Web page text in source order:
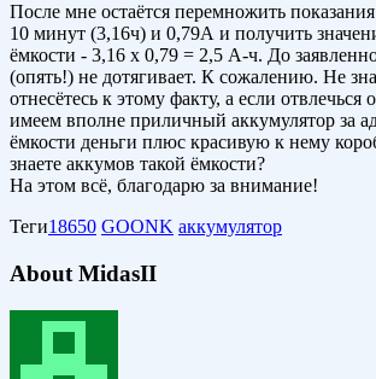
После мне остаётся перемножить
10 минут (3,16ч) и 0,79А и получить
ёмкости - 3,16 х 0,79 = 2,5 А-ч. До
(опять!) не дотягивает. К сожалению. Не
отнесётесь к этому факту, а если отвлечься
имеем вполне приличный аккумулятор за
ёмкости деньги плюс красивую к нему
знаете аккумов такой ёмкости?
На этом всё, благодарю за внимание!
Теги18650 GOONK аккумулятор
About MidasII